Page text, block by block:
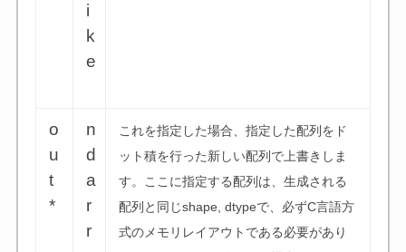
i
k
e
o
u
t
*
n
d
a
r
r
これを指定した場合、指定した配列をド
ット積を行った新しい配列で上書きしま
す。ここに指定する配列は、生成される
配列と同じshape, dtypeで、必ずC言語方
式のメモリレイアウトである必要があり